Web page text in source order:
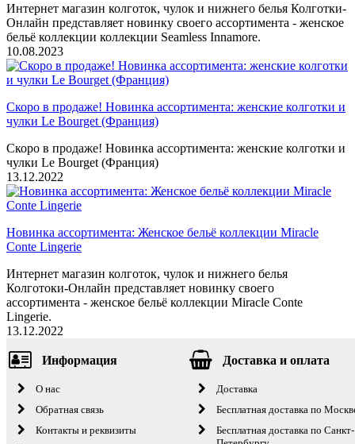
Интернет магазин колготок, чулок и нижнего белья Колготки-
Онлайн представляет новинку своего ассортимента - женское
бельё коллекции коллекции Seamless Innamore.
10.08.2023
Скоро в продаже! Новинка ассортимента: женские колготки и
чулки Le Bourget (Франция)
Скоро в продаже! Новинка ассортимента: женские колготки и
чулки Le Bourget (Франция)
13.12.2022
Новинка ассортимента: Женское бельё коллекции Miracle
Conte Lingerie
Интернет магазин колготок, чулок и нижнего белья
Колготоки-Онлайн представляет новинку своего
ассортимента - женское бельё коллекции Miracle Conte
Lingerie.
13.12.2022
Информация
О нас
Обратная связь
Контакты и реквизиты
Доставка и оплата
Доставка
Бесплатная доставка по
Бесплатная доставка по Санкт-